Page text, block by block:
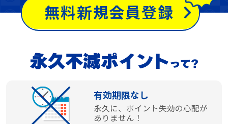
無料新規会員登録
有効期限なし
永久に、ポイント失効の心配が
ありません！